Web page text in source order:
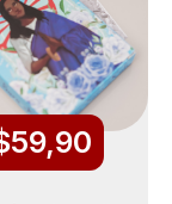
59,90